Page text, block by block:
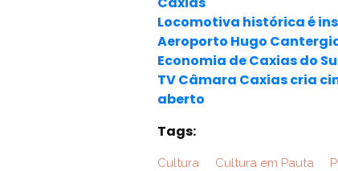
Locomotiva histórica é
Aeroporto Hugo
Economia de Caxias do
TV Câmara Caxias cria
aberto
Tags:
Cultura Cultura em Pauta